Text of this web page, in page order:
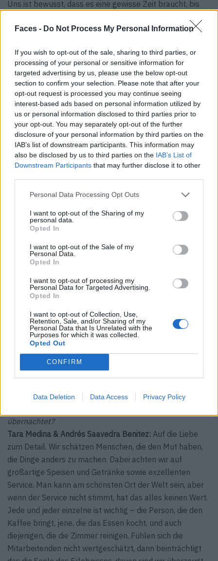
Faces - Do Not Process My Personal Information
If you wish to opt-out of the sale, sharing to third parties, or
processing of your personal or sensitive information for
targeted advertising by us, please use the below opt-out
section to confirm your selection. Please note that after your
opt-out request is processed you may continue seeing
interest-based ads based on personal information utilized by
us or personal information disclosed to third parties prior to
your opt-out. You may separately opt-out of the further
disclosure of your personal information by third parties on the
IAB’s list of downstream participants. This information may
also be disclosed by us to third parties on the IAB’s List of
Downstream Participants that may further disclose it to other
Personal Data Processing Opt Outs
I want to opt-out of the Sharing of my
personal data.
Opted In
I want to opt-out of the Sale of my
Personal Data.
Opted In
I want to opt-out of processing my
Personal Data for Targeted Advertising.
Opted In
I want to opt-out of Collection, Use,
Retention, Sale, and/or Sharing of my
Personal Data that Is Unrelated with the
Purposes for which it was collected.
Opted Out
CONFIRM
Data Deletion Data Access Privacy Policy
Uns ist bewusst, dass es eine gewisse Zeit braucht, bis
genießen wir allerdings, können wir dabei doch so viel
Wellness, Entertainment, Abenteuer und das Reisen an
sich für uns neu definieren. Dieser Entwicklungsprozess
ist wie ein guter Wein, der mit zunehmendem Alter immer
besser wird.
FACES: Welche Geschichte aus eurem Alltag als Hotelier
müsst ihr uns unbedingt erzählen?
Tara Medina & Andrés Saavedra Benitez:Sagen wir so:
„White Lotus“ ist kein Witz. (lacht) Es ist so interessant,
Menschen aus der ganzen Welt an einem so traumhaften
und magischen Ort zu versammeln und zu sehen, wie
unterschiedlich sie mit dem umgehen, was wir ihnen
Die Natur umgibt dich im Musa von allen Seiten.
übernachtet?
Tara Medina & Andrés Saavedra Benitez: Auf die Liebe
zum Detail. Wir schätzen Menschen, die den Mut haben,
die Dinge anders zu machen. Dabei achten wir auf
großartige Speisen und Getränke sowie exzellenten
Service. Man kann am schönsten Ort der Welt sein, aber
wenn der Service nicht stimmt, hat das alles keinen Wert.
Jede und jeder einzelne ist wichtig – die Person, die den
Kaffee bringt, jene, die das Essen kocht, und auch
diejenigen, die die Zimmer reinigen. Fühlen sich die
Mitarbeitenden nicht wertgeschätzt, dann beinträchtigt